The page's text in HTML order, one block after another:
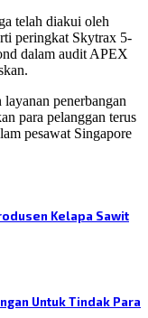
telah diakui oleh
peringkat Skytrax 5-
dalam audit APEX
penerbangan
para pelanggan terus
pesawat Singapore
Kelapa Sawit
Untuk Tindak Para